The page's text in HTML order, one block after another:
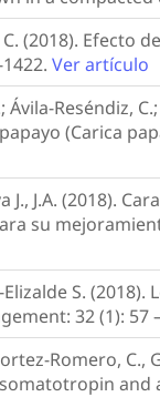
(2018). Efecto
1422.Ver artículo
Reséndiz,
(Carica
J., J.A. (2018).
su
Elizalde S.
32 (1): 57
Romero,